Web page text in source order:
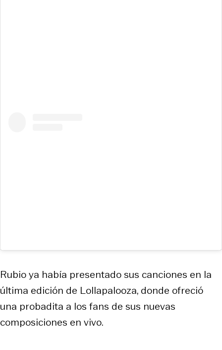
Rubio ya había presentado sus canciones en la
última edición de Lollapalooza, donde ofreció
una probadita a los fans de sus nuevas
composiciones en vivo.